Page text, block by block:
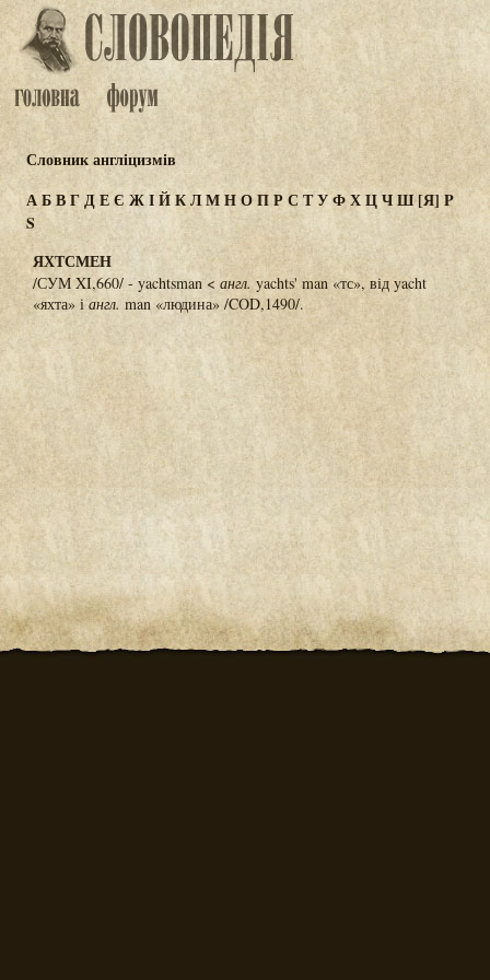
Словник англіцизмів
АБВГДЕЄ ЖІЙКЛМНОПР С ТУФХЦЧШ[Я] P
S
ЯХТСМЕН
/СУМ XI,660/ - yachtsman < англ. yachts' man «тс», від yacht
«яхта» іангл. man «людина» /COD,1490/.